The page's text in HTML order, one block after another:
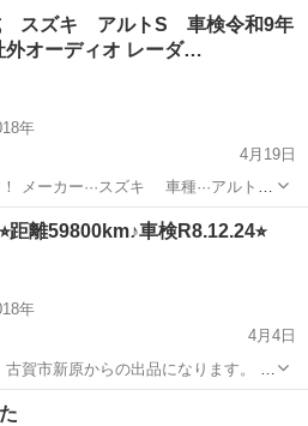
ターボ５速マニュアル 純正レカロ
スズキ アルトS 車検令和9年
外オーディオ レーダ…
年
4月19日
ト
式···DBA-HA36S 色···アカ 走行距離···
検索サイト
距離59800km♪車検R8.12.24⭐︎
年
4月4日
賀市新原からの出品になります。 ロ
契約も可能ですので来店時ご相談下
バン